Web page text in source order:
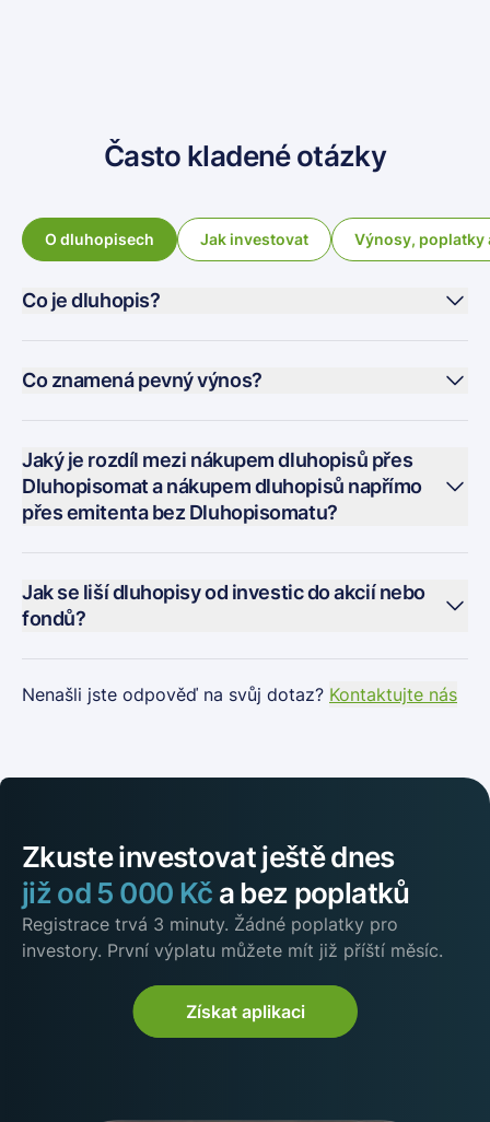
Často kladené otázky
O dluhopisech Jak investovat Výnosy, poplatky
Co je dluhopis?
Co znamená pevný výnos?
Jaký je rozdíl mezi nákupem dluhopisů přes
Dluhopisomat a nákupem dluhopisů napřímo
přes emitenta bez Dluhopisomatu?
Jak se liší dluhopisy od investic do akcií nebo
fondů?
Nenašli jste odpověď na svůj dotaz? Kontaktujte nás
Zkuste investovat ještě dnes
jižod 5 000 Kč a bez poplatků
Registrace trvá 3 minuty. Žádné poplatky pro
investory. První výplatu můžete mít již příští měsíc.
Získat aplikaci